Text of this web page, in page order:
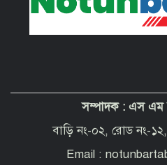
“অপরাধী
সম্পাদক : এস এম
বাড়ি নং-০২, রোড নং-
Email :